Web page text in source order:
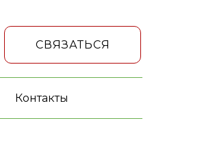
СВЯЗАТЬСЯ
Контакты